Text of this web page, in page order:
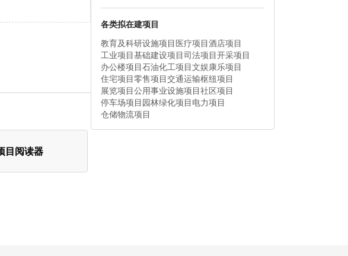
目阅读器
各类拟在建项目
教育及科研设施项目医疗项目酒店项目
工业项目基础建设项目司法项目开采项目
办公楼项目石油化工项目文娱康乐项目
住宅项目零售项目交通运输枢纽项目
展览项目公用事业设施项目社区项目
停车场项目园林绿化项目电力项目
仓储物流项目